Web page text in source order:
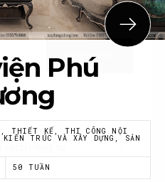
Phú
THIẾT KẾ, THI CÔNG NỘI
TRÚC VÀ XÂY DỰNG, SẢN
50 TUẦN